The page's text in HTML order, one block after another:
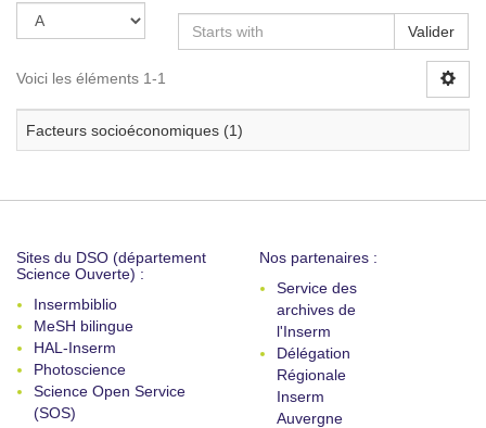
Valider
Voici les éléments 1-1
Facteurs socioéconomiques (1)
Sites du DSO (département
Science Ouverte) :
Insermbiblio
MeSH bilingue
HAL-Inserm
Photoscience
Science Open Service
(SOS)
Nos partenaires :
Service des
archives de
l'Inserm
Délégation
Régionale
Inserm
Auvergne